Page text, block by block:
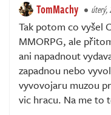
TomMachy úterý,
Tak potom co vyšel
MMORPG, ale
ani napadnout
zapadnou nebo
vyvovojaru muzou
vic hracu. Na me to